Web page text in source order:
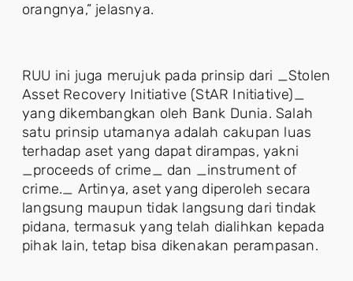
orangnya,” jelasnya.
RUU ini juga merujuk pada prinsip dari _Stolen
Asset Recovery Initiative (StAR Initiative)_
yang dikembangkan oleh Bank Dunia. Salah
satu prinsip utamanya adalah cakupan luas
terhadap aset yang dapat dirampas, yakni
_proceeds of crime_ dan _instrument of
crime._ Artinya, aset yang diperoleh secara
langsung maupun tidak langsung dari tindak
pidana, termasuk yang telah dialihkan kepada
pihak lain, tetap bisa dikenakan perampasan.